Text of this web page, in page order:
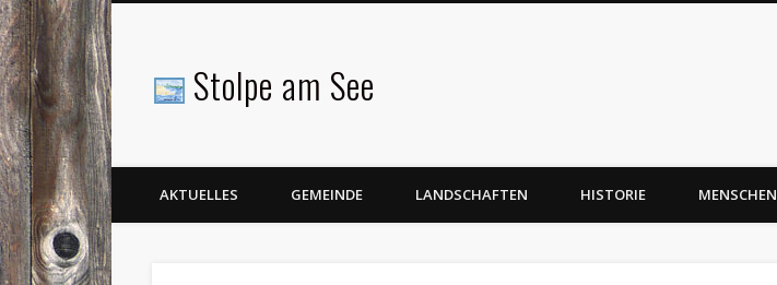
Stolpe am See
Facebook
AKTUELLES GEMEINDE LANDSCHAFTEN HISTORIE MENSCHEN